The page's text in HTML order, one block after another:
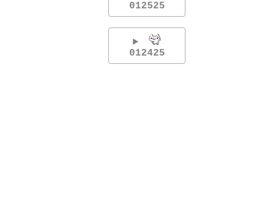
012525
012425